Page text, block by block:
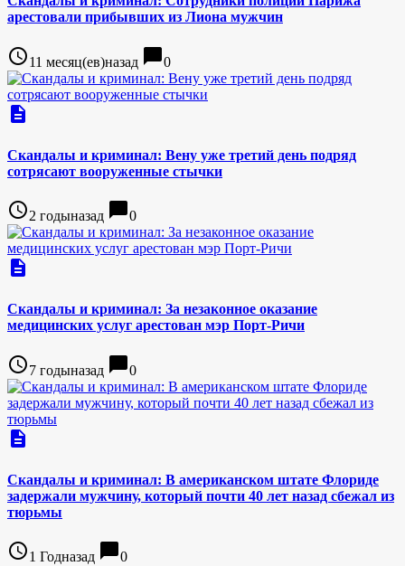
арестовали прибывших из Лиона мужчин
access_time11 месяц(ев)назад chat_bubble0
description
Скандалы и криминал: Вену уже третий день подряд
сотрясают вооруженные стычки
access_time2 годыназад chat_bubble0
description
Скандалы и криминал: За незаконное оказание
медицинских услуг арестован мэр Порт-Ричи
access_time7 годыназад chat_bubble0
description
Скандалы и криминал: В американском штате Флориде
задержали мужчину, который почти 40 лет назад сбежал из
тюрьмы
access_time1 Годназад chat_bubble0